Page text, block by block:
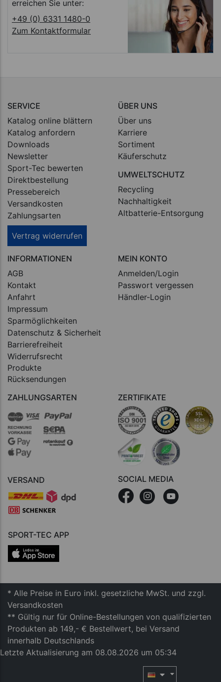
erreichen Sie unter:
+49 (0) 6331 1480-0
Zum Kontaktformular
SERVICE
Katalog online blättern
Katalog anfordern
Downloads
Newsletter
Sport-Tec bewerten
Direktbestellung
Pressebereich
Versandkosten
Zahlungsarten
Vertrag widerrufen
ÜBER UNS
Über uns
Karriere
Sortiment
Käuferschutz
UMWELTSCHUTZ
Recycling
Nachhaltigkeit
Altbatterie-Entsorgung
INFORMATIONEN
AGB
Kontakt
Anfahrt
Impressum
Sparmöglichkeiten
Datenschutz & Sicherheit
Barrierefreiheit
Widerrufsrecht
Produkte
Rücksendungen
MEIN KONTO
Anmelden/Login
Passwort vergessen
Händler-Login
ZAHLUNGSARTEN
VERSAND
ZERTIFIKATE
SOCIAL MEDIA
SPORT-TEC APP
* Alle Preise in Euro inkl. gesetzliche MwSt. und zzgl.
Versandkosten
** Gültig nur für Online-Bestellungen von qualifizierten
Produkten ab 149,- € Bestellwert, bei Versand
innerhalb Deutschlands
Letzte Aktualisierung am 08.08.2026 um 05:34